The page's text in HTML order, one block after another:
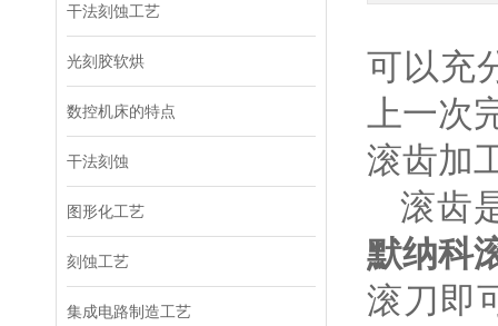
干法刻蚀工艺
光刻胶软烘
数控机床的特点
干法刻蚀
图形化工艺
刻蚀工艺
集成电路制造工艺
可以充
上一次
滚齿加
滚齿
默纳科
滚刀即